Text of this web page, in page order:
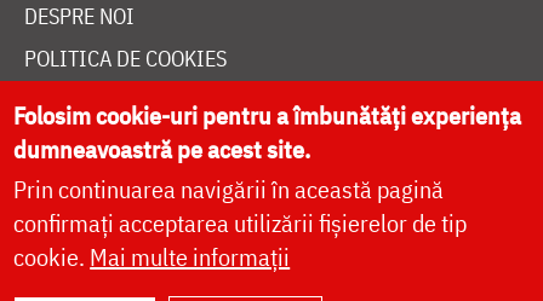
DESPRE NOI
POLITICA DE COOKIES
DONEAZĂ ONLINE PENTRU CATEDRALA NAȚIONALĂ
LIVE
Folosim cookie-uri pentru a îmbunătăți experiența
dumneavoastră pe acest site.
Prin continuarea navigării în această pagină
confirmați acceptarea utilizării fișierelor de tip
cookie. Mai multe informații